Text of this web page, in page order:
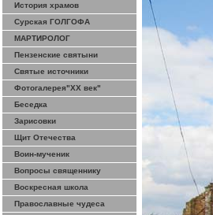
История храмов
Сурская ГОЛГОФА
МАРТИРОЛОГ
Пензенские святыни
Святые источники
Фотогалерея"ХХ век"
Беседка
Зарисовки
Щит Отечества
Воин-мученик
Вопросы священнику
Воскресная школа
Православные чудеса